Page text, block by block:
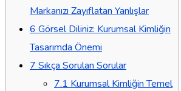
Markanızı Zayıflatan Yanlışlar
6 Görsel Diliniz: Kurumsal Kimliğin
Tasarımda Önemi
7 Sıkça Sorulan Sorular
7.1 Kurumsal Kimliğin Temel